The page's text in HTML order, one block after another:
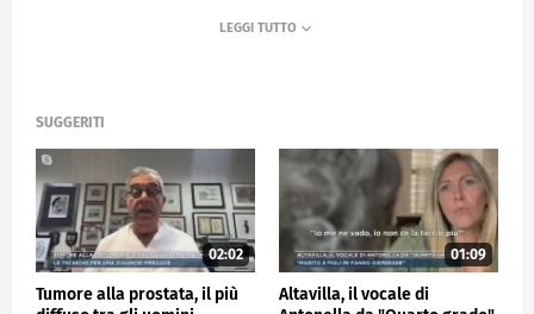
SUGGERITI
02:02
Tumore alla prostata, il più
01:09
Altavilla, il vocale di